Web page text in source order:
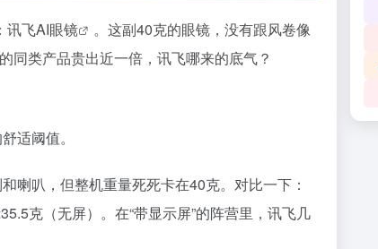
讯飞AI眼镜
。这副40克的眼镜，没有跟风卷像
同类产品贵出近一倍，讯飞哪来的底气？
适阈值。
喇叭，但整机重量死死卡在40克。对比一下：
克（无屏）。在“带显示屏”的阵营里，讯飞几